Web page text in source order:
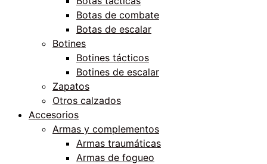
Botas de combate
Botas de escalar
Botines
Botines tácticos
Botines de escalar
Zapatos
Otros calzados
Accesorios
Armas y complementos
Armas traumáticas
Armas de fogueo